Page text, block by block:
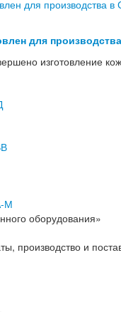
для
изготовление
М
оборудования»
производство и